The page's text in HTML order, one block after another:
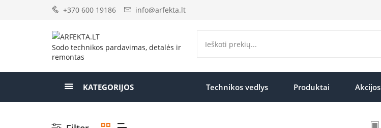
+370 600 19186 info@arfekta.lt
Sodo technikos pardavimas, detalės ir
remontas
KATEGORIJOS Technikos vedlys Produktai Akcijos